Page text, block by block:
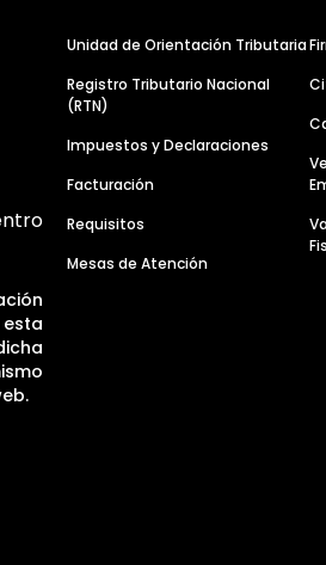
Unidad de Orientación Tributaria
Registro Tributario Nacional
(RTN)
Impuestos y Declaraciones
Facturación
Requisitos
Mesas de Atención